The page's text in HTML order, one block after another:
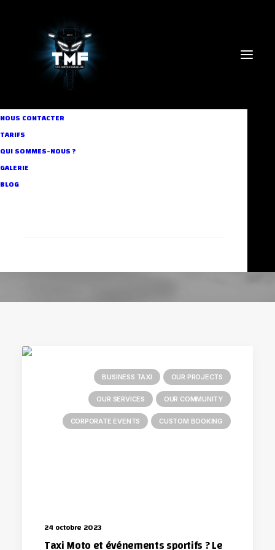
NOUS CONTACTER
TARIFS
QUI SOMMES-NOUS ?
GALERIE
BLOG
BUSINESS TAXI OUR PROJECTS
OUR SERVICES OUR COMMUNITY
CORPORATE EVENTS CUSTOM BOOKING
24 octobre 2023
Taxi Moto et événements sportifs ? Le